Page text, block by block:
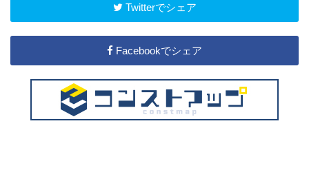
Twitterでシェア
Facebookでシェア